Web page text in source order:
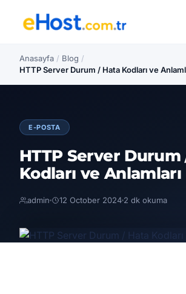
Anasayfa / Blog /
HTTP Server Durum / Hata Kodları ve
E-POSTA
HTTP Server Durum
Kodları ve Anlamları
admin 12 October 2024 2 dk okuma